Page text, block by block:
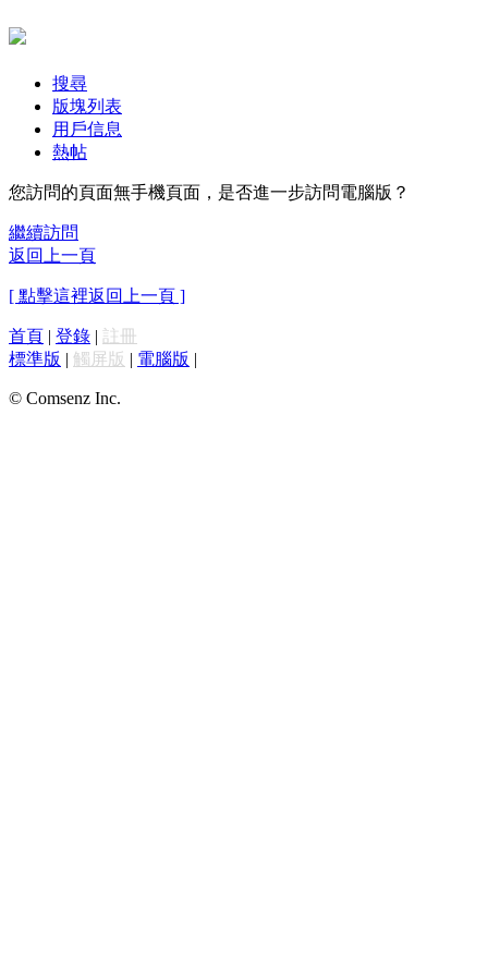
搜尋
版塊列表
用戶信息
熱帖
您訪問的頁面無手機頁面，是否進一步訪問電腦版？
繼續訪問
返回上一頁
[ 點擊這裡返回上一頁 ]
首頁 | 登錄 | 註冊
標準版 | 觸屏版 | 電腦版 |
© Comsenz Inc.